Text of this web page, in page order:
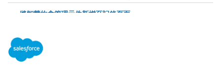
將智慧約會管理元件新增至記錄頁面
顯示含「修改」和「取消」動作的約會清單
透過在主控台上顯示現有約會的清單,讓排程者能輕鬆修改和取